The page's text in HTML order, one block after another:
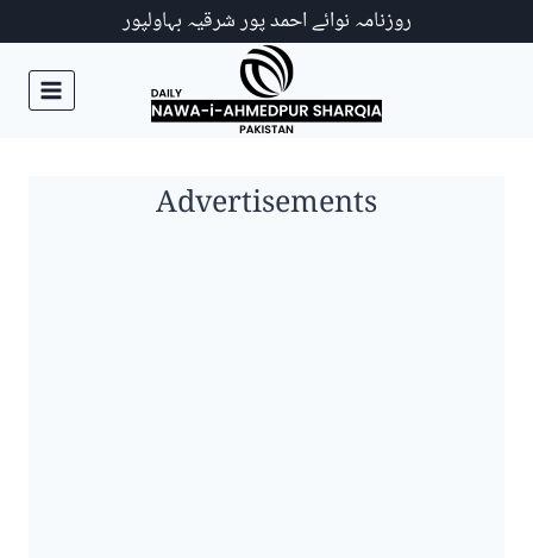
روزنامہ نوائے احمد پور شرقیہ بہاولپور
Advertisements